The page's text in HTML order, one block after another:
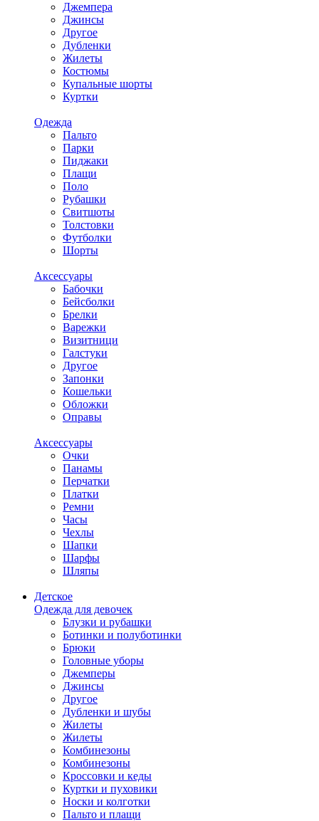
Джемпера
Джинсы
Другое
Дубленки
Жилеты
Костюмы
Купальные шорты
Куртки
Одежда
Пальто
Парки
Пиджаки
Плащи
Поло
Рубашки
Свитшоты
Толстовки
Футболки
Шорты
Аксессуары
Бабочки
Бейсболки
Брелки
Варежки
Визитници
Галстуки
Другое
Запонки
Кошельки
Обложки
Оправы
Аксессуары
Очки
Панамы
Перчатки
Платки
Ремни
Часы
Чехлы
Шапки
Шарфы
Шляпы
Детское
Одежда для девочек
Блузки и рубашки
Ботинки и полуботинки
Брюки
Головные уборы
Джемперы
Джинсы
Другое
Дубленки и шубы
Жилеты
Жилеты
Комбинезоны
Комбинезоны
Кроссовки и кеды
Куртки и пуховики
Носки и колготки
Пальто и плащи